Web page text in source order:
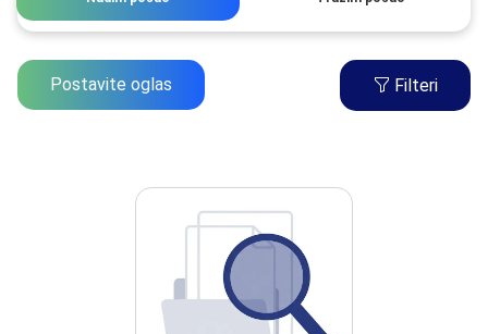
Postavite oglas Filteri